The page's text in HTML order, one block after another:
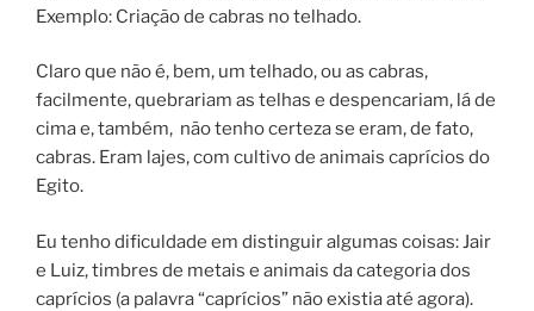
Exemplo: Criação de cabras no telhado.
Claro que não é, bem, um telhado, ou as cabras,
facilmente, quebrariam as telhas e despencariam, lá de
cima e, também, não tenho certeza se eram, de fato,
cabras. Eram lajes, com cultivo de animais caprícios do
Egito.
Eu tenho dificuldade em distinguir algumas coisas: Jair
e Luiz, timbres de metais e animais da categoria dos
caprícios (a palavra “caprícios” não existia até agora).